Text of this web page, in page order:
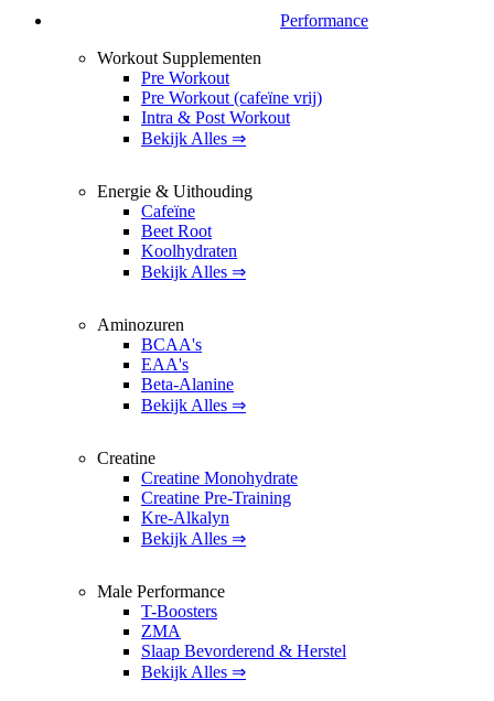
Performance
Workout Supplementen
Pre Workout
Pre Workout (cafeïne vrij)
Intra & Post Workout
Bekijk Alles ⇒
Energie & Uithouding
Cafeïne
Beet Root
Koolhydraten
Bekijk Alles ⇒
Aminozuren
BCAA's
EAA's
Beta-Alanine
Bekijk Alles ⇒
Creatine
Creatine Monohydrate
Creatine Pre-Training
Kre-Alkalyn
Bekijk Alles ⇒
Male Performance
T-Boosters
ZMA
Slaap Bevorderend & Herstel
Bekijk Alles ⇒